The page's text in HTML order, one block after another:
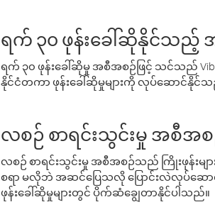
ရက် ၃၀ ဖုန်းခေါ်ဆိုနိုင်သည့်
ရက် ၃၀ ဖုန်းခေါ်ဆိုမှု အစီအစဉ်ဖြင့် သင်သည်
နိုင်ငံတကာ ဖုန်းခေါ်ဆိုမှုများကို လုပ်ဆောင်နိုင်
လစဉ် စာရင်းသွင်းမှု အစီအစဉ်
လစဉ် စာရင်းသွင်းမှု အစီအစဉ်သည် ကြိုးဖုန်းမျ
စရာ မလိုဘဲ အဆင်ပြေသလို ပြောင်းလဲလုပ်ဆေ
ဖုန်းခေါ်ဆိုမှုများတွင် ပိုက်ဆံချွေတာနိုင်ပါသည်။